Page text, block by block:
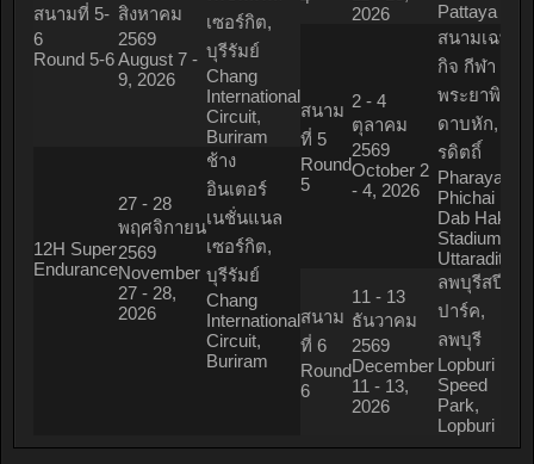
สนามที่ 5-
6
Round 5-6
สิงหาคม
2569
August 7 -
9, 2026
เซอร์กิต,
บุรีรัมย์
Chang
International
Circuit,
Buriram
12H Super
Endurance
27 - 28
พฤศจิกายน
2569
November
27 - 28,
2026
ช้าง
อินเตอร์
เนชั่นแนล
เซอร์กิต,
บุรีรัมย์
Chang
International
Circuit,
Buriram
2026
Pattaya
สนาม
ที่ 5
Round
5
2 - 4
ตุลาคม
2569
October 2
- 4, 2026
สนามเฉพาะ
กิจ กีฬา
พระยาพิชัย
ดาบหัก, อุต
รดิตถิ์
Pharaya
Phichai
Dab Hak
Stadium,
Uttaradit
สนาม
ที่ 6
Round
6
11 - 13
ธันวาคม
2569
December
11 - 13,
2026
ลพบุรีสปีด
ปาร์ค,
ลพบุรี
Lopburi
Speed
Park,
Lopburi